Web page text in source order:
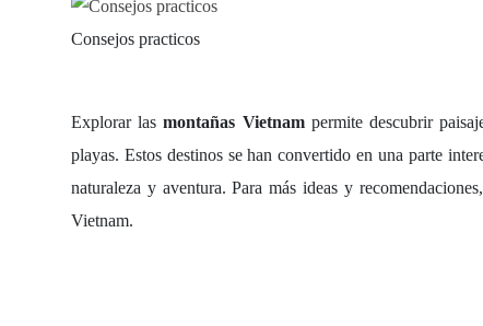
Consejos practicos
Explorar lasmontañas Vietnampermite descubrir
playas. Estos destinos se han convertido en una parte
naturaleza y aventura. Para más ideas y
Vietnam.